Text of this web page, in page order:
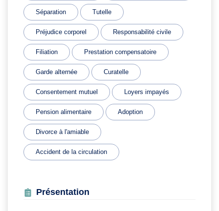
Séparation Tutelle
Préjudice corporel Responsabilité civile
Filiation Prestation compensatoire
Garde alternée Curatelle
Consentement mutuel Loyers impayés
Pension alimentaire Adoption
Divorce à l'amiable
Accident de la circulation
Présentation